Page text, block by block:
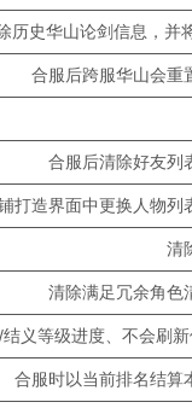
历史华山论剑信息，并
合服后跨服华山会重
合服后清除好友列
打造界面中更换人物列
清
清除满足冗余角色
义等级进度、不会刷
合服时以当前排名结算